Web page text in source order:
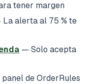
tener margen
alerta al 75 % te
— Solo acepta
de OrderRules